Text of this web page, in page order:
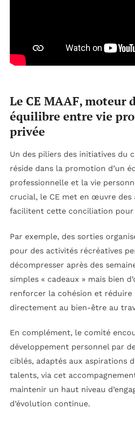
Le CE MAAF, moteur
équilibre entre vie
privée
Un des piliers des initiatives du
réside dans la promotion d’un
professionnelle et la vie
crucial, le CE met en œuvre des
facilitent cette conciliation
Par exemple, des sorties
pour des activités récréatives
décompresser après des
simples « cadeaux » mais bien
renforcer la cohésion et
directement au bien-être au
En complément, le comité
développement personnel par
ciblés, adaptés aux aspirations
talents, via cet
maintenir un haut niveau
d’évolution continue.